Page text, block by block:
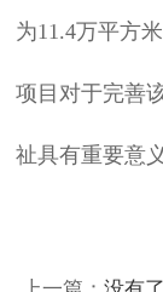
为11.4万平方
项目对于完善
祉具有重要意义